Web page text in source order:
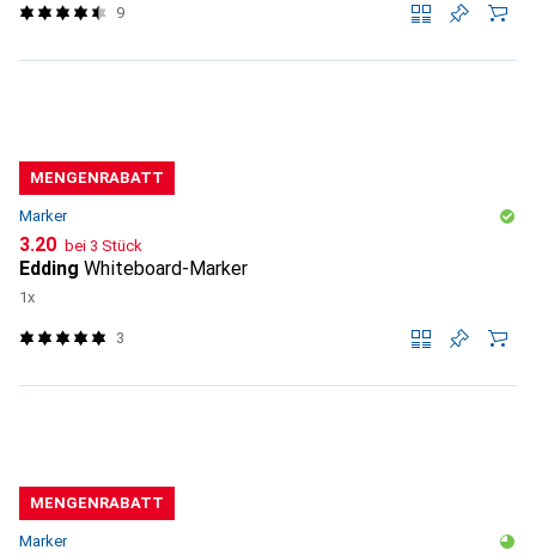
9
MENGENRABATT
Marker
CHF
3.20 bei 3 Stück
Edding Whiteboard-Marker
1x
3
MENGENRABATT
Marker